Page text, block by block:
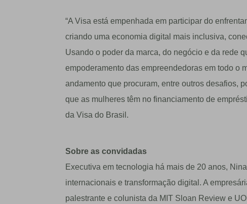
“A Visa está empenhada em participar do
criando uma economia digital mais inclusiva,
Usando o poder da marca, do negócio e da rede
empoderamento das empreendedoras em todo o
andamento que procuram, entre outros desafios,
que as mulheres têm no financiamento de
da Visa do Brasil.
Sobre as convidadas
Executiva em tecnologia há mais de 20 anos,
internacionais e transformação digital. A
palestrante e colunista da MIT Sloan Review e